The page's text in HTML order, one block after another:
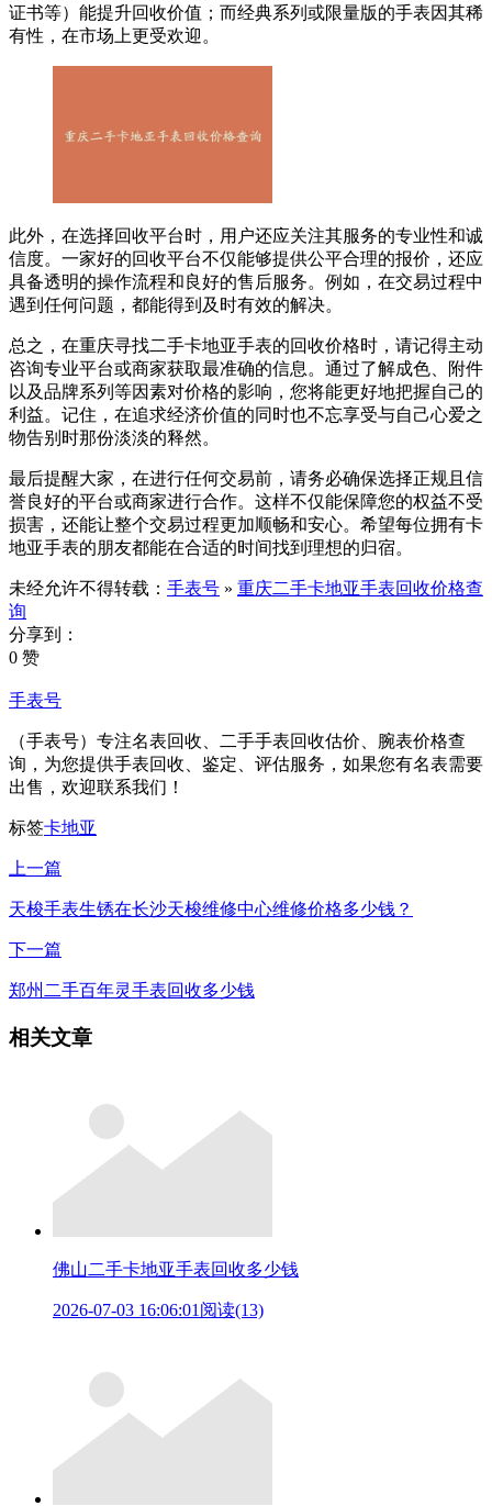
证书等）能提升回收价值；而经典系列或限量版的手表因其稀
有性，在市场上更受欢迎。
此外，在选择回收平台时，用户还应关注其服务的专业性和诚
信度。一家好的回收平台不仅能够提供公平合理的报价，还应
具备透明的操作流程和良好的售后服务。例如，在交易过程中
遇到任何问题，都能得到及时有效的解决。
总之，在重庆寻找二手卡地亚手表的回收价格时，请记得主动
咨询专业平台或商家获取最准确的信息。通过了解成色、附件
以及品牌系列等因素对价格的影响，您将能更好地把握自己的
利益。记住，在追求经济价值的同时也不忘享受与自己心爱之
物告别时那份淡淡的释然。
最后提醒大家，在进行任何交易前，请务必确保选择正规且信
誉良好的平台或商家进行合作。这样不仅能保障您的权益不受
损害，还能让整个交易过程更加顺畅和安心。希望每位拥有卡
地亚手表的朋友都能在合适的时间找到理想的归宿。
未经允许不得转载： 手表号 » 重庆二手卡地亚手表回收价格查
询
分享到：
0 赞
手表号
（手表号）专注名表回收、二手手表回收估价、腕表价格查
询，为您提供手表回收、鉴定、评估服务，如果您有名表需要
出售，欢迎联系我们！
标签卡地亚
上一篇
天梭手表生锈在长沙天梭维修中心维修价格多少钱？
下一篇
郑州二手百年灵手表回收多少钱
相关文章
佛山二手卡地亚手表回收多少钱
2026-07-03 16:06:01 阅读(13)